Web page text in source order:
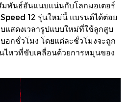
พันธ์อันแนบแน่นกับโลกมอเตอร์
12 รุ่นใหม่นี้ แบรนด์ได้ต่อย
แสดงเวลารูปแบบใหม่ที่ใช้ลูกสูบ
อกชั่วโมง โดยแต่ละชั่วโมงจะถูก
ไหวที่ขับเคลื่อนด้วยการหมุนของ